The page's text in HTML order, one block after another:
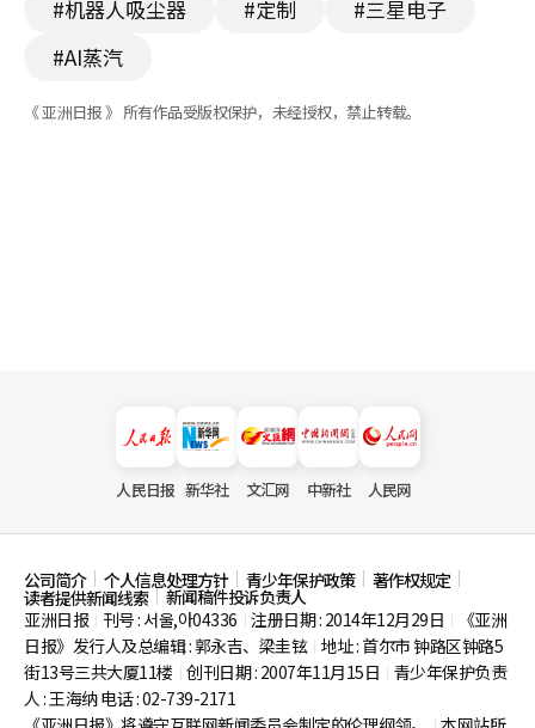
#机器人吸尘器 #定制
#三星电子
#AI蒸汽
《 亚洲日报 》 所有作品受版权保护，未经授权，禁止转载。
人民日报 新华社 文汇网 中新社 人民网
公司简介 个人信息处理方针 青少年保护政策 著作权规定
读者提供新闻线索
新闻稿件投诉负责人
亚洲日报
刊号 : 서울,아04336 注册日期 : 2014年12月29日
《亚洲
日报》发行人及总编辑 : 郭永吉、梁圭铉 地址 : 首尔市钟路区钟路5
街13号三共大厦11楼 创刊日期 : 2007年11月15日
青少年保护负责
人 : 王海纳 电话 : 02-739-2171